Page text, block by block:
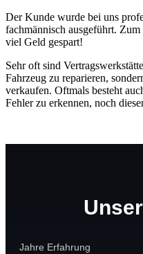
Der Kunde wurde bei uns
fachmännisch ausgeführt.
viel Geld gespart!
Sehr oft sind
Fahrzeug zu reparieren,
verkaufen. Oftmals besteht
Fehler zu erkennen, noch
Jahre Erfahrung